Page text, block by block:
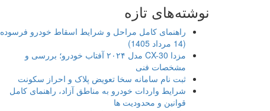
نوشته‌های تازه
راهنمای کامل مراحل و شرایط اسقاط خودرو فرسوده
(14 مرداد 1405)
مزدا CX-30 مدل ۲۰۲۴ آفتاب خودرو؛ بررسی و
مشخصات فنی
ثبت نام سامانه سخا تعویض پلاک و احراز سکونت
شرایط واردات خودرو به مناطق آزاد، راهنمای کامل
قوانین و محدودیت ها